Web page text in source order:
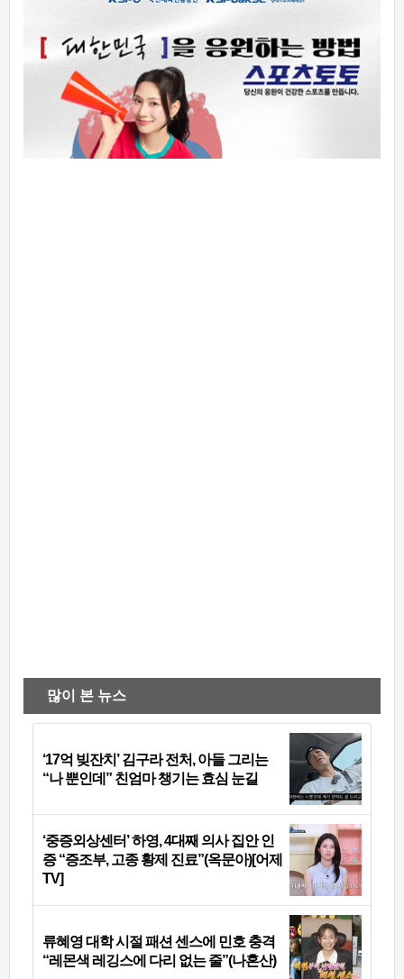
많이 본 뉴스
‘17억 빚잔치’ 김구라 전처, 아들 그리는
“나 뿐인데” 친엄마 챙기는 효심 눈길
‘중증외상센터’ 하영, 4대째 의사 집안 인
증 “증조부, 고종 황제 진료”(옥문아)[어제
TV]
류혜영 대학 시절 패션 센스에 민호 충격
“레몬색 레깅스에 다리 없는 줄”(나혼산)